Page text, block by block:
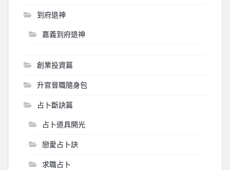
到府退神
嘉義到府退神
創業投資篇
升官晉職隨身包
占卜斷訣篇
占卜道具開光
戀愛占卜訣
求職占卜